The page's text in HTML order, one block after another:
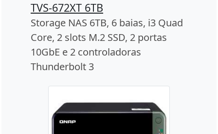
TVS-672XT 6TB
Storage NAS 6TB, 6 baias, i3 Quad
Core, 2 slots M.2 SSD, 2 portas
10GbE e 2 controladoras
Thunderbolt 3